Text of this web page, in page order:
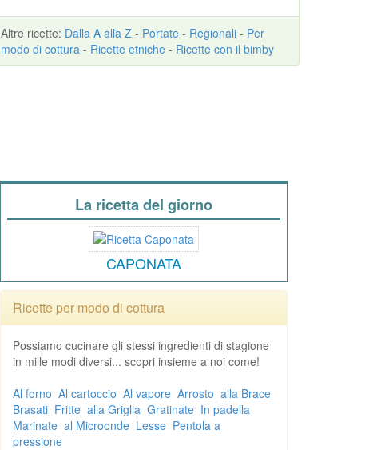
Altre ricette: Dalla A alla Z - Portate - Regionali - Per
modo di cottura - Ricette etniche - Ricette con il bimby
La ricetta del giorno
CAPONATA
Ricette per modo di cottura
Possiamo cucinare gli stessi ingredienti di stagione
in mille modi diversi... scopri insieme a noi come!
Al forno Al cartoccio Al vapore Arrosto alla Brace
Brasati Fritte alla Griglia Gratinate In padella
Marinate al Microonde Lesse Pentola a
pressione